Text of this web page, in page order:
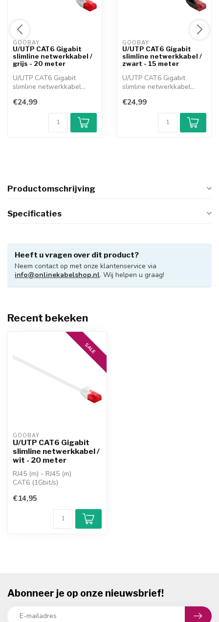
GOOBAY
U/UTP CAT6 Gigabit
slimline netwerkkabel /
grijs - 20 meter
U/UTP CAT6 Gigabit
slimline netwerkkabel
€24,99
GOOBAY
U/UTP CAT6 Gigabit
slimline netwerkkabel /
zwart - 15 meter
U/UTP CAT6 Gigabit
slimline netwerkkabel
€24,99
Productomschrijving
Specificaties
Heeft u vragen over dit product?
Neem contact op met onze klantenservice via
info@onlinekabelshop.nl. Wij helpen u graag!
Recent bekeken
SALE
GOOBAY
U/UTP CAT6 Gigabit
slimline netwerkkabel /
wit - 20 meter
RJ45 (m) - RJ45 (m)
CAT6 (1Gbit/s)
extreem dunne flexibele ...
€14,95
Abonneer je op onze nieuwsbrief!